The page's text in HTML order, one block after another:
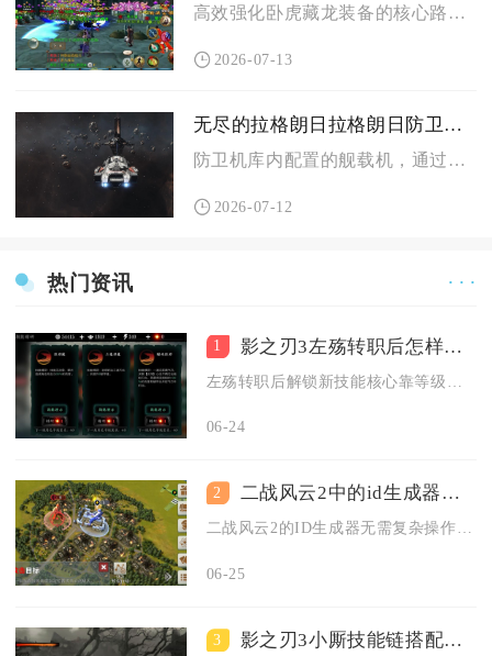
高效强化卧虎藏龙装备的核心路径是稳定囤集分级强化材料、遵循部...
2026-07-13
无尽的拉格朗日拉格朗日防卫机库内的飞机如何取出来
防卫机库内配置的舰载机，通过基地防御界面的配置舰载机功能取消...
2026-07-12
热门资讯 · · ·
1 影之刃3左殇转职后怎样解锁新技能
06-24
2 二战风云2中的id生成器如何设置
二战风云2的ID生成器无需复杂操作，在创建角色或账号绑定界面...
06-25
3 影之刃3小厮技能链搭配如何选择